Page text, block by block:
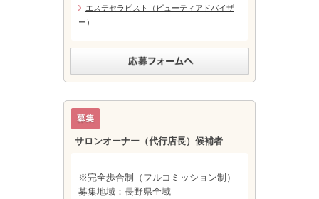
エステセラピスト（ビューティアドバイザ
ー）
サロンオーナー（代行店長）候補者
※完全歩合制（フルコミッション制）
募集地域：長野県全域